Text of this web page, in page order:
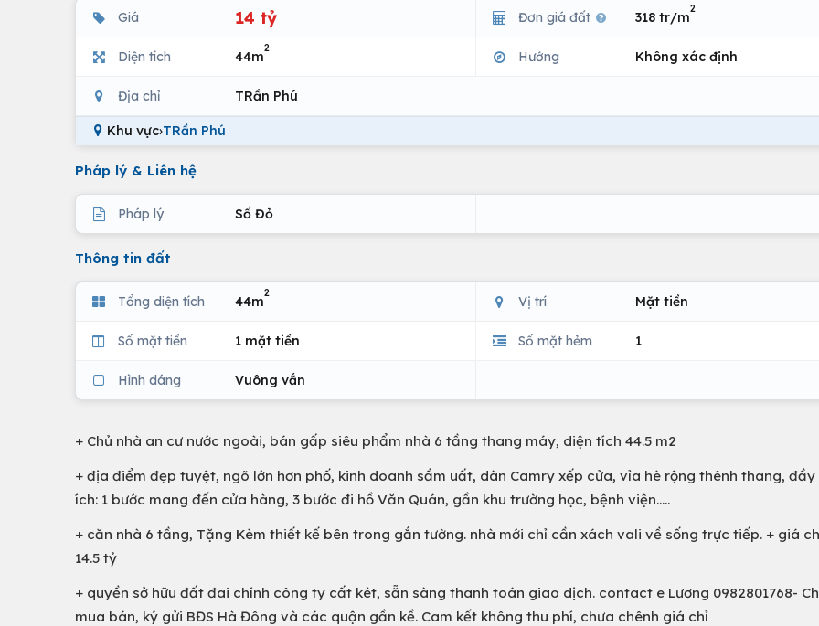
Giá 14 tỷ Đơn giá đất 318 tr/m
2
Diện tích 44m
2
Hướng Không xác định
Địa chỉ TRần Phú
Khu vực›TRần Phú
Pháp lý & Liên hệ
Pháp lý Sổ Đỏ
Thông tin đất
Tổng diện tích 44m
2
Vị trí Mặt tiền
Số mặt tiền 1 mặt tiền Số mặt hẻm 1
Hình dáng Vuông vắn
+ Chủ nhà an cư nước ngoài, bán gấp siêu phẩm nhà 6 tầng thang máy, diện tích 44.5 m2
+ địa điểm đẹp tuyệt, ngõ lớn hơn phố, kinh doanh sầm uất, dàn Camry xếp cửa, vỉa hè rộng thênh thang, đầy
ích: 1 bước mang đến cửa hàng, 3 bước đi hồ Văn Quán, gần khu trường học, bệnh viện…..
+ căn nhà 6 tầng, Tặng Kèm thiết kế bên trong gắn tường. nhà mới chỉ cần xách vali về sống trực tiếp. + giá
14.5 tỷ
+ quyền sở hữu đất đai chính công ty cất két, sẵn sàng thanh toán giao dịch. contact e Lương 0982801768-
mua bán, ký gửi BĐS Hà Đông và các quận gần kề. Cam kết không thu phí, chưa chênh giá chỉ